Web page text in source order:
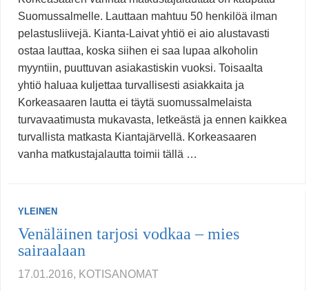
Suomussalmelle. Lauttaan mahtuu 50 henkilöä ilman
pelastusliivejä. Kianta-Laivat yhtiö ei aio alustavasti
ostaa lauttaa, koska siihen ei saa lupaa alkoholin
myyntiin, puuttuvan asiakastiskin vuoksi. Toisaalta
yhtiö haluaa kuljettaa turvallisesti asiakkaita ja
Korkeasaaren lautta ei täytä suomussalmelaista
turvavaatimusta mukavasta, letkeästä ja ennen kaikkea
turvallista matkasta Kiantajärvellä. Korkeasaaren
vanha matkustajalautta toimii tällä …
YLEINEN
Venäläinen tarjosi vodkaa – mies
sairaalaan
17.01.2016, KOTISANOMAT